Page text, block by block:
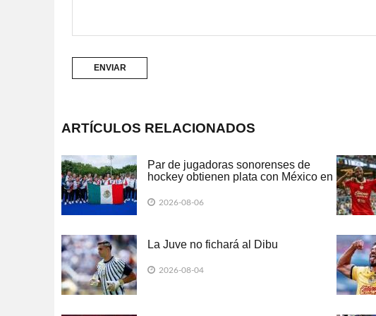
ARTÍCULOS RELACIONADOS
Par de jugadoras sonorenses de
hockey obtienen plata con México en
2026-08-06
La Juve no fichará al Dibu
2026-08-04